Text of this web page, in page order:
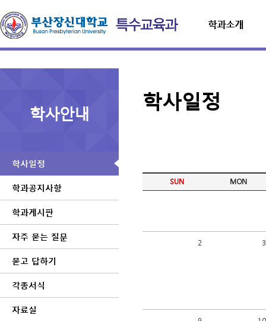
학과소개
학사안내
학사일정
학과공지사항
학과게시판
자주 묻는 질문
묻고 답하기
각종서식
자료실
학사일정
SUN MON
2 3